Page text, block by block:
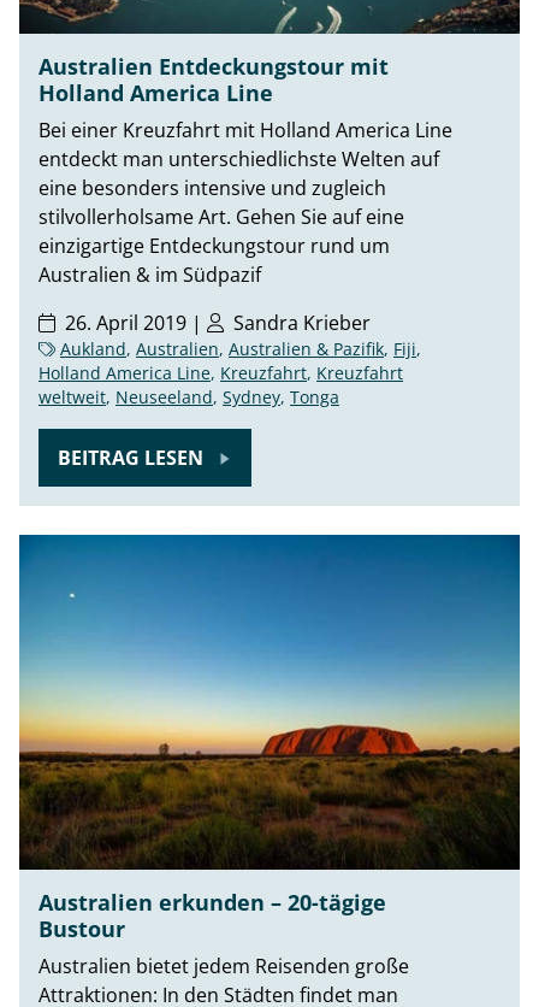
Australien Entdeckungstour mit
Holland America Line
Bei einer Kreuzfahrt mit Holland America Line
entdeckt man unterschiedlichste Welten auf
eine besonders intensive und zugleich
stilvollerholsame Art. Gehen Sie auf eine
einzigartige Entdeckungstour rund um
Australien & im Südpazif
26. April 2019 |
Sandra Krieber
Aukland, Australien, Australien & Pazifik, Fiji,
Holland America Line, Kreuzfahrt, Kreuzfahrt
weltweit, Neuseeland, Sydney, Tonga
BEITRAG LESEN
Australien erkunden – 20-tägige
Bustour
Australien bietet jedem Reisenden große
Attraktionen: In den Städten findet man